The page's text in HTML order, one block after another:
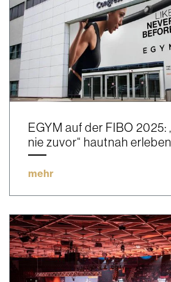
EGYM auf der FIBO 2025:
nie zuvor“ hautnah erleben
mehr